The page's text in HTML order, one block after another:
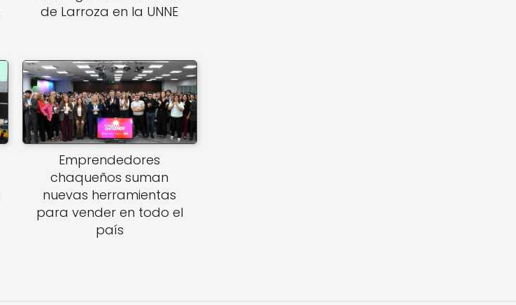
de Larroza en la UNNE
Emprendedores
chaqueños suman
nuevas herramientas
para vender en todo el
país